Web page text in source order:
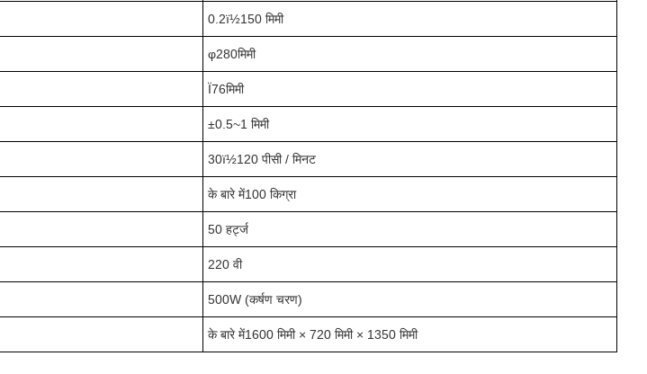
0 .2ï½150 मिमी
φ280मिमी
Ï76मिमी
±0.5~1 मिमी
30ï½1 20 पीसी / मिनट
के बारे में100 किग्रा
50 हर्ट्ज
220 वी
500W (कर्षण चरण)
के बारे में1600 मिमी × 720 मिमी × 1350 मिमी